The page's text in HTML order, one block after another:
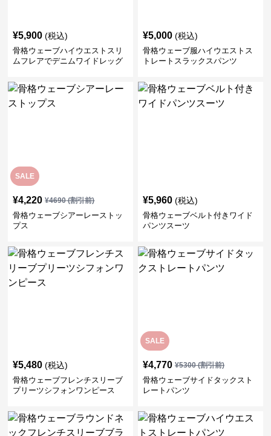
¥5,900 (税込)
骨格ウェーブハイウエストスリ
ムフレアでデニムワイドレッグ
¥5,000 (税込)
骨格ウェーブ服ハイウエストス
トレートスラックスパンツ
SALE
¥4,220 ¥4690(割引前)
骨格ウェーブシアーレーストッ
プス
¥5,960 (税込)
骨格ウェーブベルト付きワイド
パンツスーツ
¥5,480 (税込)
骨格ウェーブフレンチスリーブ
プリーツシフォンワンピース
SALE
¥4,770 ¥5300(割引前)
骨格ウェーブサイドタックスト
レートパンツ